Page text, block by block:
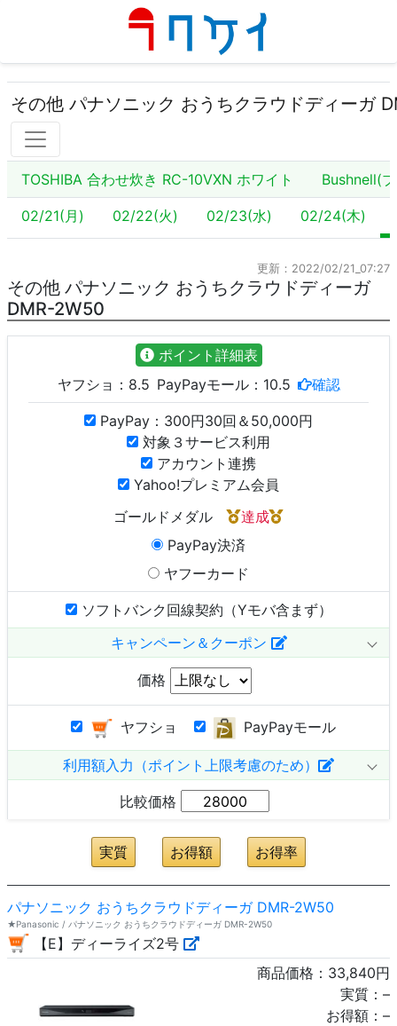
その他 パナソニック おうちクラウドディーガ
TOSHIBA 合わせ炊き RC-10VXN ホワイト Bushnell(
02/21(月) 02/22(火) 02/23(水) 02/24(木)
更新：2022/02/21_07:27
その他 パナソニック おうちクラウドディーガ
DMR-2W50
ポイント詳細表
ヤフショ： 8.5 PayPayモール： 10.5 確認
PayPay：300円30回＆50,000円
対象３サービス利用
アカウント連携
Yahoo!プレミアム会員
ゴールドメダル
達成
PayPay決済
ヤフーカード
ソフトバンク回線契約（Yモバ含まず）
キャンペーン＆クーポン
価格
ヤフショ PayPayモール
利用額入力（ポイント上限考慮のため）
比較価格
パナソニック おうちクラウドディーガ DMR-2W50
★Panasonic / パナソニック おうちクラウドディーガ DMR-2W50
【E】ディーライズ2号
商品価格： 33,840円
実質： –
お得額： –